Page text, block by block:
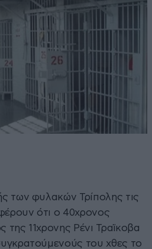
των φυλακών Τρίπολης τις
ότι ο 40χρονος
της 11χρονης Ρένι Τραϊκοβα
του χθες το